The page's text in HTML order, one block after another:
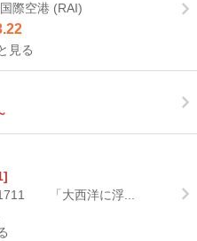
際空港 (RAI)
見る
「大西洋に浮...